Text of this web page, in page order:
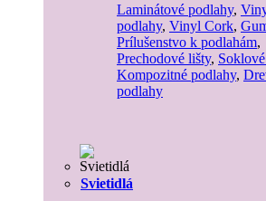
Laminátové podlahy,
podlahy, Vinyl Cork,
Prílušenstvo k podlahám,
Prechodové lišty,
Kompozitné podlahy,
podlahy
Svietidlá